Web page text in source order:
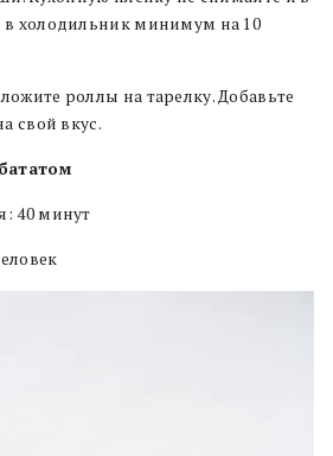
в холодильник минимум на 10
роллы на тарелку. Добавьте
свой вкус.
40 минут